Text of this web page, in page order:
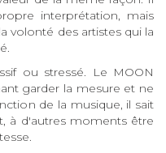
interprétation, mais
volonté des artistes qui la
ou stressé. Le MOON
garder la mesure et ne
de la musique, il sait
à d'autres moments être